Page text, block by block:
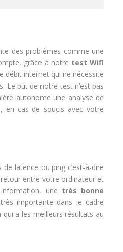
des problèmes comme une
grâce à notre test Wifi
débit internet qui ne nécessite
Le but de notre test n’est pas
autonome une analyse de
en cas de soucis avec votre
latence ou ping c’est-à-dire
entre votre ordinateur et
une très bonne
importante dans le cadre
a les meilleurs résultats au